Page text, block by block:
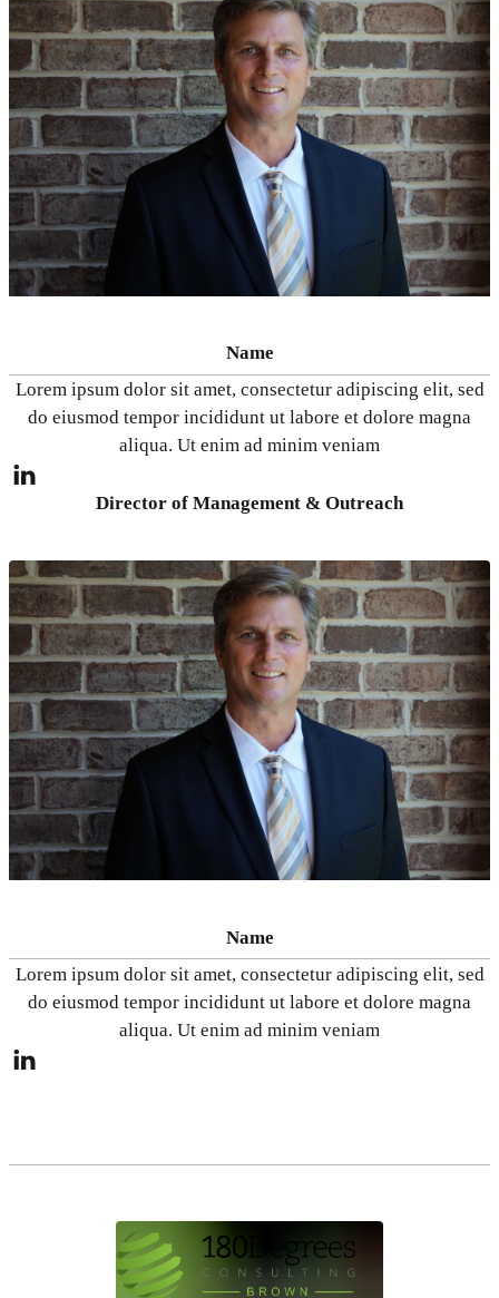
Name
Lorem ipsum dolor sit amet, consectetur adipiscing elit, sed
do eiusmod tempor incididunt ut labore et dolore magna
aliqua. Ut enim ad minim veniam
Director of Management & Outreach
Name
Lorem ipsum dolor sit amet, consectetur adipiscing elit, sed
do eiusmod tempor incididunt ut labore et dolore magna
aliqua. Ut enim ad minim veniam